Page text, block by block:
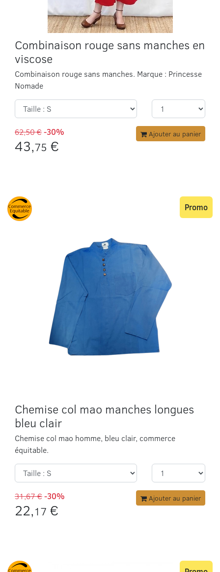
Combinaison rouge sans manches en
viscose
Combinaison rouge sans manches. Marque : Princesse
Nomade
62,50 €-30%
43,75 €
Ajouter au panier
Chemise col mao manches longues
bleu clair
Chemise col mao homme, bleu clair, commerce
équitable.
Promo
31,67 €-30%
22,17 €
Ajouter au panier